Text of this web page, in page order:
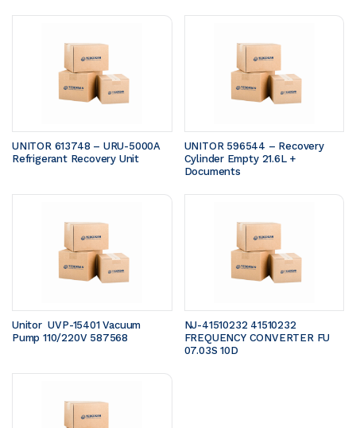
UNITOR 613748 – URU-5000A
Refrigerant Recovery Unit
UNITOR 596544 – Recovery
Cylinder Empty 21.6L +
Documents
Unitor  UVP-15401 Vacuum
Pump 110/220V 587568
NJ-41510232 41510232
FREQUENCY CONVERTER FU
07.03S 10D